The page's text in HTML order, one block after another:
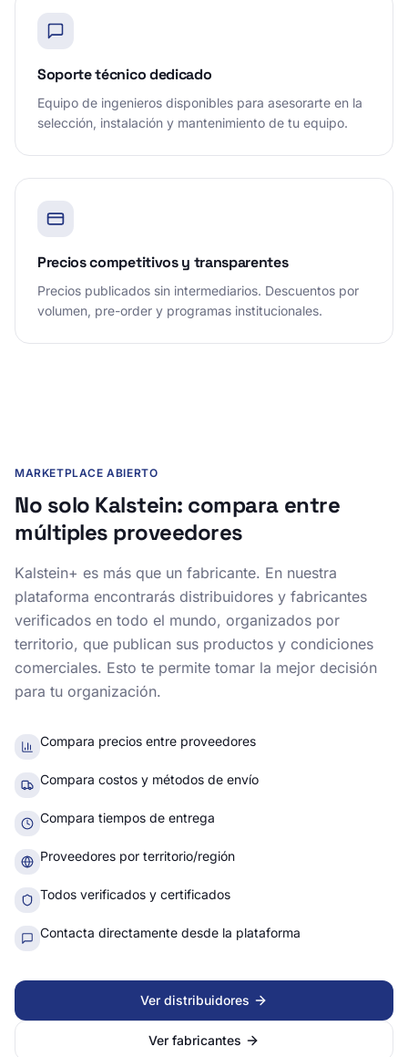
Soporte técnico dedicado
Equipo de ingenieros disponibles para asesorarte en la
selección, instalación y mantenimiento de tu equipo.
Precios competitivos y transparentes
Precios publicados sin intermediarios. Descuentos por
volumen, pre-order y programas institucionales.
MARKETPLACE ABIERTO
No solo Kalstein: compara entre
múltiples proveedores
Kalstein+ es más que un fabricante. En nuestra
plataforma encontrarás distribuidores y fabricantes
verificados en todo el mundo, organizados por
territorio, que publican sus productos y condiciones
comerciales. Esto te permite tomar la mejor decisión
para tu organización.
Compara precios entre proveedores
Compara costos y métodos de envío
Compara tiempos de entrega
Proveedores por territorio/región
Todos verificados y certificados
Contacta directamente desde la plataforma
Ver distribuidores
Ver fabricantes